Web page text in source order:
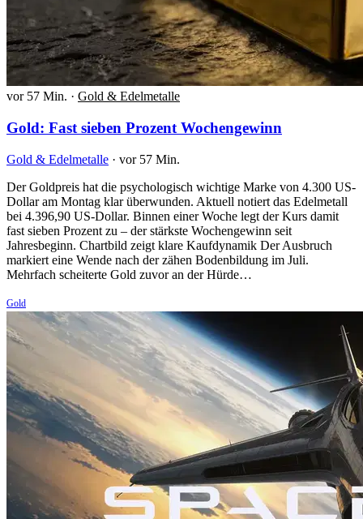
vor 57 Min. · Gold & Edelmetalle
Gold: Fast sieben Prozent Wochengewinn
Gold & Edelmetalle · vor 57 Min.
Der Goldpreis hat die psychologisch wichtige Marke von 4.300 US-
Dollar am Montag klar überwunden. Aktuell notiert das Edelmetall
bei 4.396,90 US-Dollar. Binnen einer Woche legt der Kurs damit
fast sieben Prozent zu – der stärkste Wochengewinn seit
Jahresbeginn. Chartbild zeigt klare Kaufdynamik Der Ausbruch
markiert eine Wende nach der zähen Bodenbildung im Juli.
Mehrfach scheiterte Gold zuvor an der Hürde…
Gold